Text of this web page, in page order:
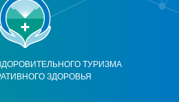
ТУРИЗМА
ЗДОРОВЬЯ